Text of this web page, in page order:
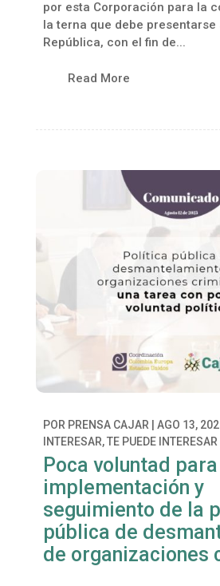
por esta Corporación para la
la terna que debe presentarse
República, con el fin de...
Read More
POR PRENSA CAJAR AGO 13,
INTERESAR,TE PUEDE
Poca voluntad
implementación y
seguimiento de la
pública de
de organizaciones